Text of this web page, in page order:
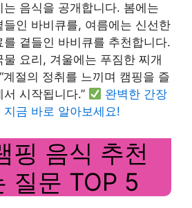
음식을 공개합니다. 봄에는
들인 바비큐를, 여름에는 신선한
곁들인 바비큐를 추천합니다.
요리, 겨울에는 푸짐한 찌개
계절의 정취를 느끼며 캠핑을 즐
시작됩니다.”
완벽한 간장
금 바로 알아보세요!
핑 음식 추천
질문 TOP 5